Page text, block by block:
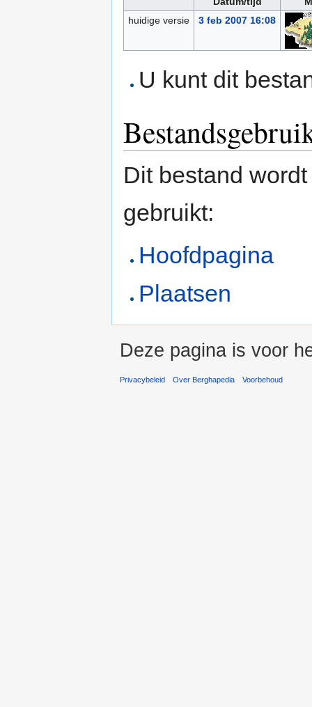
huidige versie
3 feb 2007 16:08
U kunt dit
Dit bestand
gebruikt:
Hoofdpagina
Plaatsen
Deze pagina is voor
Privacybeleid Over Berghapedia Voorbehoud